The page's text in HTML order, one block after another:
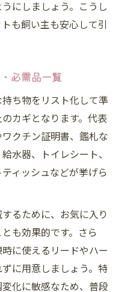
にしましょう。こうし
も飼い主も安心して引
必需品一覧
ち物をリスト化して準
カギとなります。代表
クチン証明書、鑑札な
水器、トイレシート、
ィッシュなどが挙げら
るために、お気に入り
も効果的です。さら
に使えるリードやハー
に用意しましょう。特
化に敏感なため、普段